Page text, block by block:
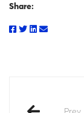
Share: